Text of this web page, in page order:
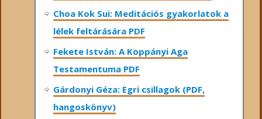
Choa Kok Sui: Meditációs gyakorlatok a
lélek feltárására PDF
Fekete István: A Koppányi Aga
Testamentuma PDF
Gárdonyi Géza: Egri csillagok (PDF,
hangoskönyv)